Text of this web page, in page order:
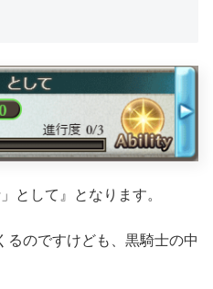
として』となります。
るのですけども、黒騎士の中